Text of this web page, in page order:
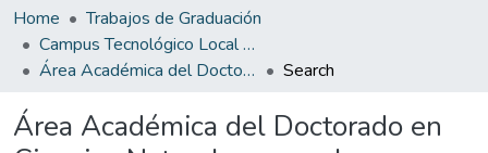
Home
Trabajos de Graduación
Campus Tecnológico Local San Carlos
Área Académica del Doctorado en Ciencias Naturales para el Desarrollo
Search
Área Académica del Doctorado en